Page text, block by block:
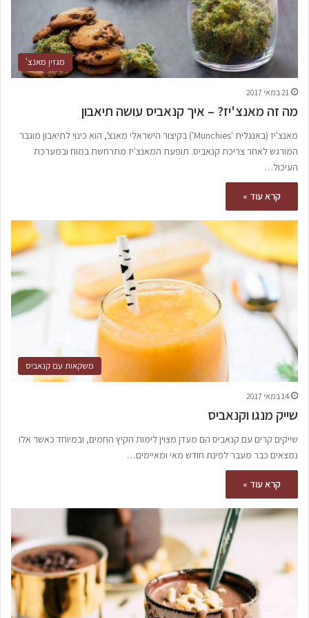
מגזין מאנצ'
21 במאי 2017
מה זה מאנצ'יז? – איך קנאביס עושה תיאבון
מאנצ'יז (באנגלית 'Munchies') בקיצור הישראלי מאנצ', הוא כינוי לתיאבון מוגבר
המורגש לאחר צריכת קנאביס. תופעת המאנצ'יז מתרחשת במוח ובמערכת
העיכול…
קרא עוד »
משקאות עם קנאביס
14 במאי 2017
שייק מנגו וקנאביס
שייקים קרים עם קנאביס הם מעדן מצוין לימות הקיץ החמים, ובמיוחד כאשר אלו
נמצאים כבר מעבר לפינת חודש מאי ומאיימים…
קרא עוד »